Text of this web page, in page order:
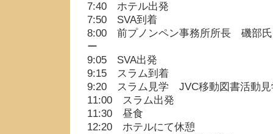
7:40 ホテル出発
7:50 SVA到着
8:00 前プノンペン事務所所長 磯部氏
ー
9:05 SVA出発
9:15 スラム到着
9:20 スラム見学 JVC移動図書活動見
11:00 スラム出発
11:30 昼食
12:20 ホテルにて休憩